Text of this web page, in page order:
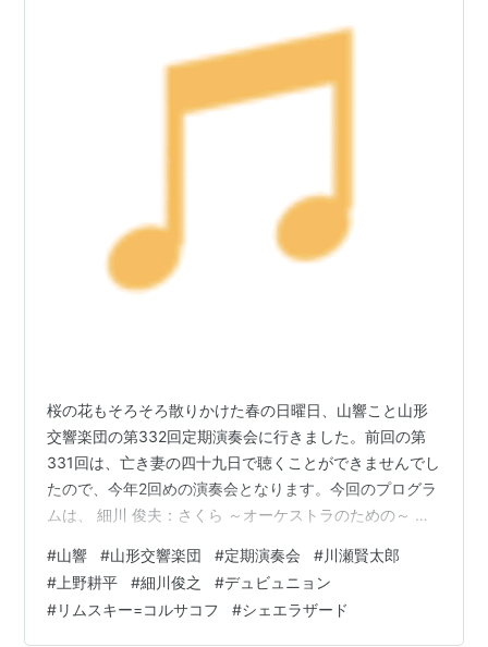
桜の花もそろそろ散りかけた春の日曜日、山響こと山形
交響楽団の第332回定期演奏会に行きました。前回の第
331回は、亡き妻の四十九日で聴くことができませんでし
たので、今年2回めの演奏会となります。今回のプログラ
ムは、 細川 俊夫：さくら ～オーケストラのための～ リ
曲「英雄的」作品89 リムスキー＝コルサコフ：シェエラ
ザード 作品35 指揮：川瀬 賢太郎、サクソフォン：上野
耕平 というもので、「シェエラザード」以外はもちろん
#山響 #山形交響楽団 #定期演奏会 #川瀬賢太郎
# 上野耕平 #細川俊之 #デュビュニョン
#リムスキー=コルサコフ #シェエラザード